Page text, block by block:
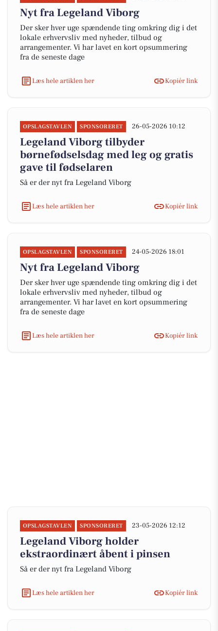
Nyt fra Legeland Viborg
Der sker hver uge spændende ting omkring dig i det
lokale erhvervsliv med nyheder, tilbud og
arrangementer. Vi har lavet en kort opsummering
fra de seneste dage
Læs hele artiklen her Kopiér link
OPSLAGSTAVLEN SPONSORERET 26-05-2026 10:12
Legeland Viborg tilbyder
børnefødselsdag med leg og gratis
gave til fødselaren
Så er der nyt fra Legeland Viborg
Læs hele artiklen her Kopiér link
OPSLAGSTAVLEN SPONSORERET 24-05-2026 18:01
Nyt fra Legeland Viborg
Der sker hver uge spændende ting omkring dig i det
lokale erhvervsliv med nyheder, tilbud og
arrangementer. Vi har lavet en kort opsummering
fra de seneste dage
Læs hele artiklen her Kopiér link
OPSLAGSTAVLEN SPONSORERET 23-05-2026 12:12
Legeland Viborg holder
ekstraordinært åbent i pinsen
Så er der nyt fra Legeland Viborg
Læs hele artiklen her Kopiér link